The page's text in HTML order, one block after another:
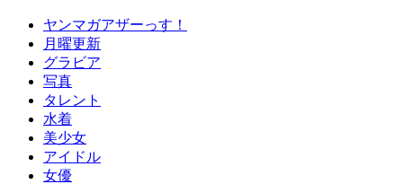
ヤンマガアザーっす！
月曜更新
グラビア
写真
タレント
水着
美少女
アイドル
女優